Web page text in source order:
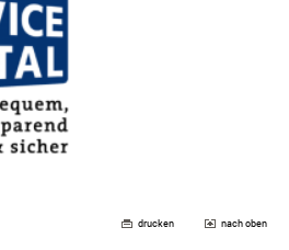
drucken nach oben